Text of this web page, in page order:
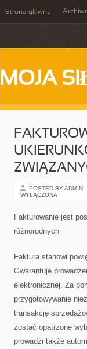
Strona główna
MOJA
POSTED BY ADMIN
WYŁĄCZONA
Fakturowanie jest
różnorodnych
Faktura stanowi
Gwarantuje
elektronicznej. Za
przygotowywanie
transakcję
zostać opatrzone
prowadzi także